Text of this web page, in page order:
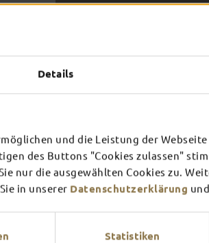
Details
und die Leistung der
des Buttons "Cookies zulassen"
nur die ausgewählten Cookies zu.
in unserer Datenschutzerklärung
Statistiken
erfahren
RHÖN
Mehr
ansehen
Das erlebst
TOP-
In Fulda ist irgendwo immer
Theater – entdecke hier